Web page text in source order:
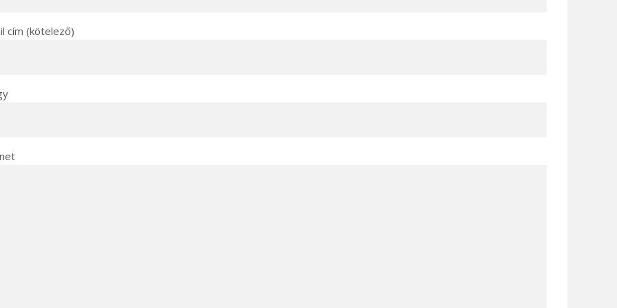
cím (kötelező)